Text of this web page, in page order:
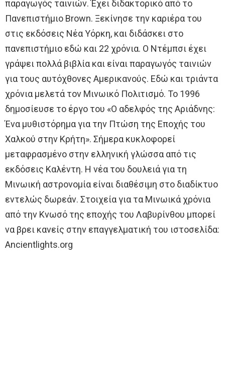
παραγωγός ταινιών. Έχει διδακτορικό από το
Πανεπιστήμιο Brown. Ξεκίνησε την καριέρα του
στις εκδόσεις Νέα Υόρκη, και διδάσκει στο
πανεπιστήμιο εδώ και 22 χρόνια. Ο Ντέμπσι έχει
γράψει πολλά βιβλία και είναι παραγωγός ταινιών
για τους αυτόχθονες Αμερικανούς. Εδώ και τριάντα
χρόνια μελετά τον Μινωικό Πολιτισμό. Το 1996
δημοσίευσε το έργο του «Ο αδελφός της Αριάδνης:
Ένα μυθιστόρημα για την Πτώση της Εποχής του
Χαλκού στην Κρήτη». Σήμερα κυκλοφορεί
μεταφρασμένο στην ελληνική γλώσσα από τις
εκδόσεις Καλέντη. Η νέα του δουλειά για τη
Μινωική αστρονομία είναι διαθέσιμη στο διαδίκτυο
εντελώς δωρεάν. Στοιχεία για τα Μινωικά χρόνια
από την Κνωσό της εποχής του Λαβυρίνθου μπορεί
να βρει κανείς στην επαγγελματική του ιστοσελίδα:
Ancientlights.org